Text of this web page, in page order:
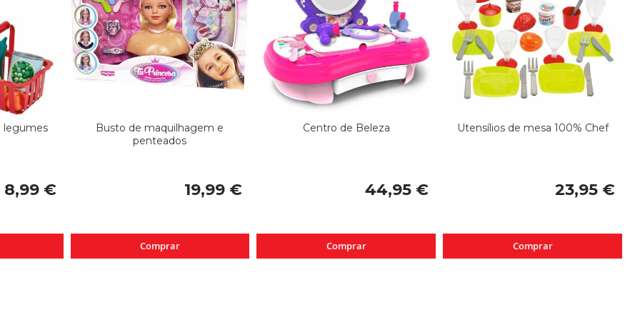
legumes
8,99 €
Busto de maquilhagem e
penteados
19,99 €
Comprar
Centro de Beleza
44,95 €
Comprar
Utensílios de mesa 100% Chef
23,95 €
Comprar